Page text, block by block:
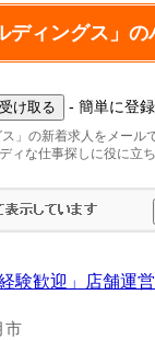
ディングス」
- 簡単に登
」の新着求人をメール
ィな仕事探しに役に立ち
験歓迎」店舗運
市